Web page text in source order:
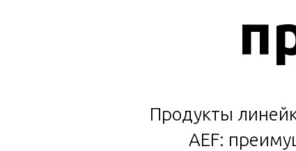
Продукты
AEF: